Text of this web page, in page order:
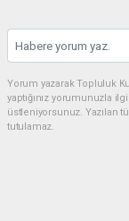
Yorum yazarak Topluluk
yaptığınız yorumunuzla
üstleniyorsunuz. Yazılan
tutulamaz.